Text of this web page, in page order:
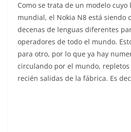
Como se trata de un modelo cuyo
mundial, el Nokia N8 está siendo
decenas de lenguas diferentes
operadores de todo el mundo.
para otro, por lo que ya hay
circulando por el mundo, repletos
recién salidas de la fábrica. Es